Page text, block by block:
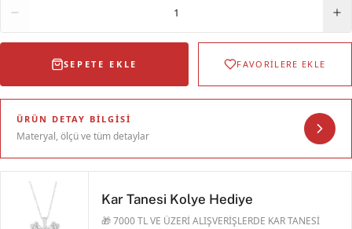
1
SEPETE EKLE FAVORİLERE EKLE
ÜRÜN DETAY BILGISI
Materyal, ölçü ve tüm detaylar
Kar Tanesi Kolye Hediye
🎁 7000 TL VE ÜZERİ ALIŞVERİŞLERDE KAR TANESİ